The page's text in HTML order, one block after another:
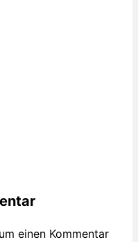
einen Kommentar